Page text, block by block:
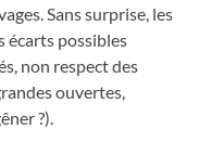
Sans surprise, les
écarts possibles
non respect des
ouvertes,
?).